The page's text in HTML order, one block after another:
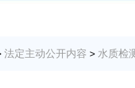
法定主动公开内容 > 水质检